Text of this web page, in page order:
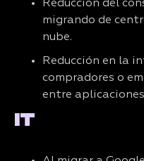
Reducción del
migrando de
nube.
Reducción en la
compradores o
entre
IT